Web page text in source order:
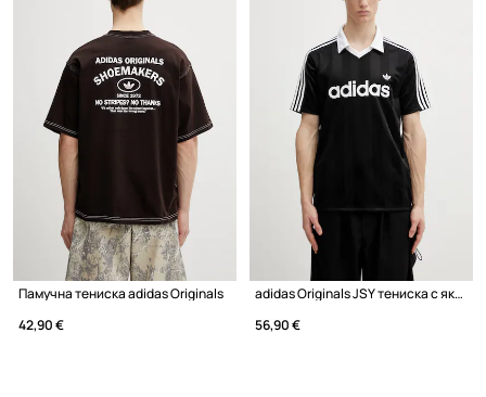
Памучна тениска adidas Originals
42,90 €
adidas Originals JSY тениска с яка мъжка
56,90 €